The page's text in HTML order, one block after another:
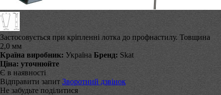
Застосовується при кріпленні лотка до профнастилу. Товщина
2,0 мм
Країна виробник: Україна Бренд: Skat
Ціна: уточнюйте
Є в наявності
Відправити запит Зворотний дзвінок
Не забудьте поділитися